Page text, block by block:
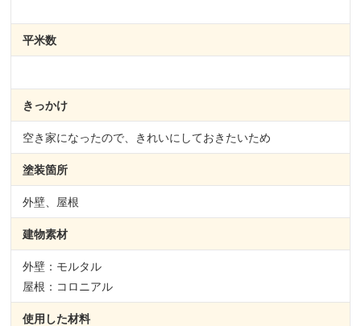
平米数
きっかけ
空き家になったので、きれいにしておきたいため
塗装箇所
外壁、屋根
建物素材
外壁：モルタル
屋根：コロニアル
使用した材料